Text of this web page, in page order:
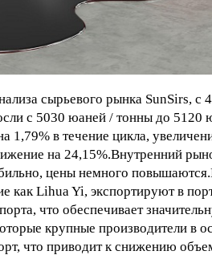
сырьевого рынка SunSirs, с
с 5030 юаней / тонны до 5120
1,79% в течение цикла,
на 24,15%.Внутренний
цены немного
как Lihua Yi, экспортируют в
что обеспечивает
крупные производители в
что приводит к снижению